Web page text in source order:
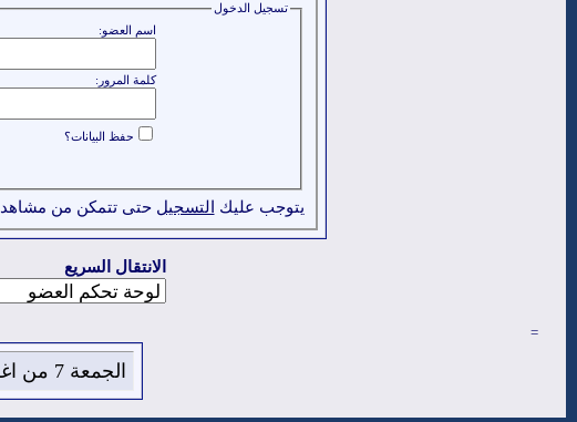
تسجيل الدخول
اسم العضو:
كلمة المرور:
حفظ البيانات؟
يتوجب عليك التسجيل حتى تتمكن من
الانتقال السريع
=
الجمعة 7 من اغسطس 2026 , الساعة الان 03:50:53 صباحاً.